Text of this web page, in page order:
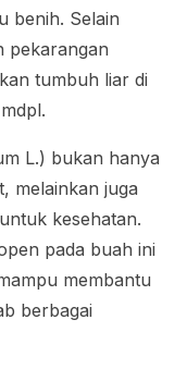
benih. Selain
pekarangan
tumbuh liar di
L.) bukan hanya
melainkan juga
kesehatan.
pada buah ini
membantu
berbagai